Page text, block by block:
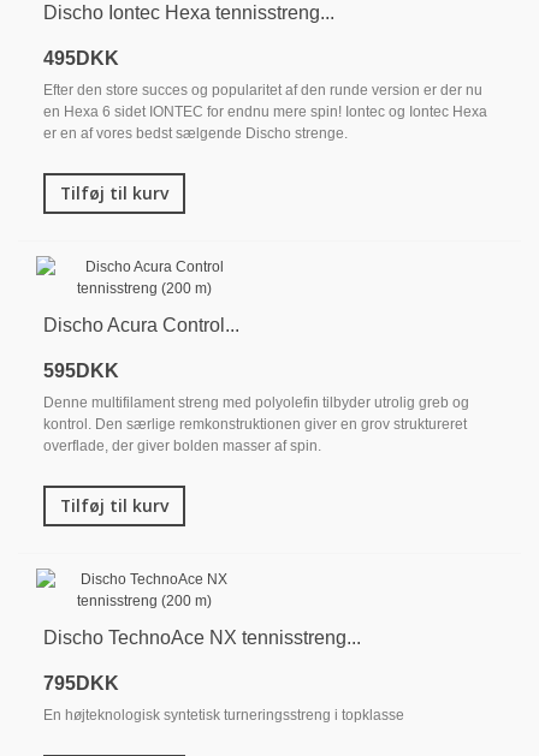
Discho Iontec Hexa tennisstreng...
495DKK
Efter den store succes og popularitet af den runde version er der nu
en Hexa 6 sidet IONTEC for endnu mere spin! Iontec og Iontec Hexa
er en af ​​vores bedst sælgende Discho strenge.
Tilføj til kurv
Discho Acura Control...
595DKK
Denne multifilament streng med polyolefin tilbyder utrolig greb og
kontrol. Den særlige remkonstruktionen giver en grov struktureret
overflade, der giver bolden masser af spin.
Tilføj til kurv
Discho TechnoAce NX tennisstreng...
795DKK
En højteknologisk syntetisk turneringsstreng i topklasse